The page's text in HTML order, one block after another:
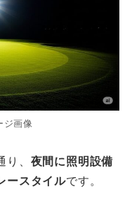
ジ画像
、 夜間に照明設備
ースタイルです。